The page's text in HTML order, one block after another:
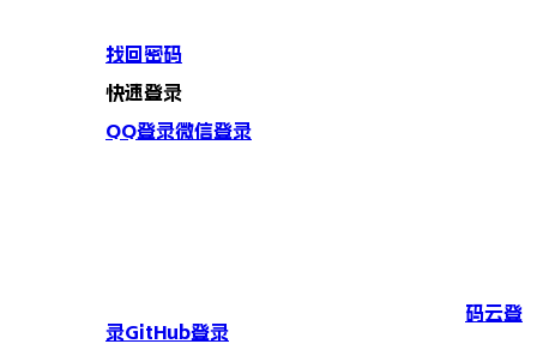
找回密码
快速登录
QQ登录微信登录
码云登
录GitHub登录